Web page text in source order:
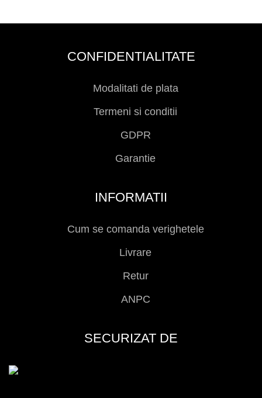
CONFIDENTIALITATE
Modalitati de plata
Termeni si conditii
GDPR
Garantie
INFORMATII
Cum se comanda verighetele
Livrare
Retur
ANPC
SECURIZAT DE